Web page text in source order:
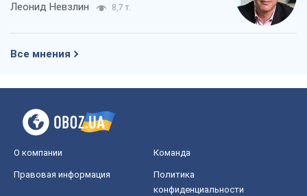
Леонид Невзлин 8,7 т.
Все мнения
О компании Команда
Правовая информация
Политика
конфиденциальности